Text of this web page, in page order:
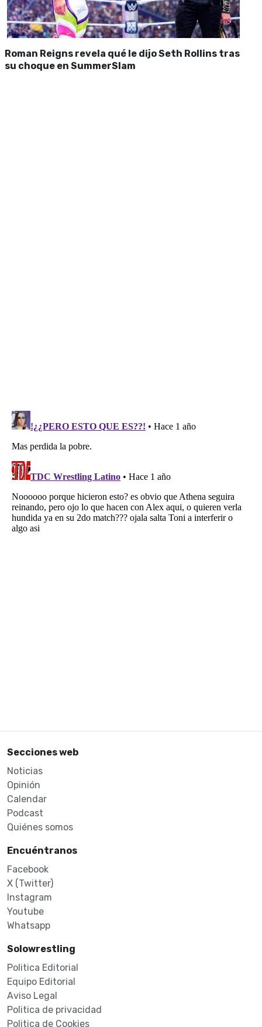
Roman Reigns revela qué le dijo Seth Rollins tras
su choque en SummerSlam
Secciones web
Noticias
Opinión
Calendar
Podcast
Quiénes somos
Encuéntranos
Facebook
X (Twitter)
Instagram
Youtube
Whatsapp
Solowrestling
Politica Editorial
Equipo Editorial
Aviso Legal
Politica de privacidad
Politica de Cookies